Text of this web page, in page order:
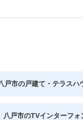
戸市の戸建て・テラスハ
八戸市のTVインターフォ